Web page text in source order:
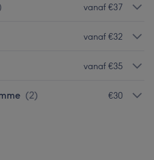
vanaf €37
vanaf €32
vanaf €35
(2) €30